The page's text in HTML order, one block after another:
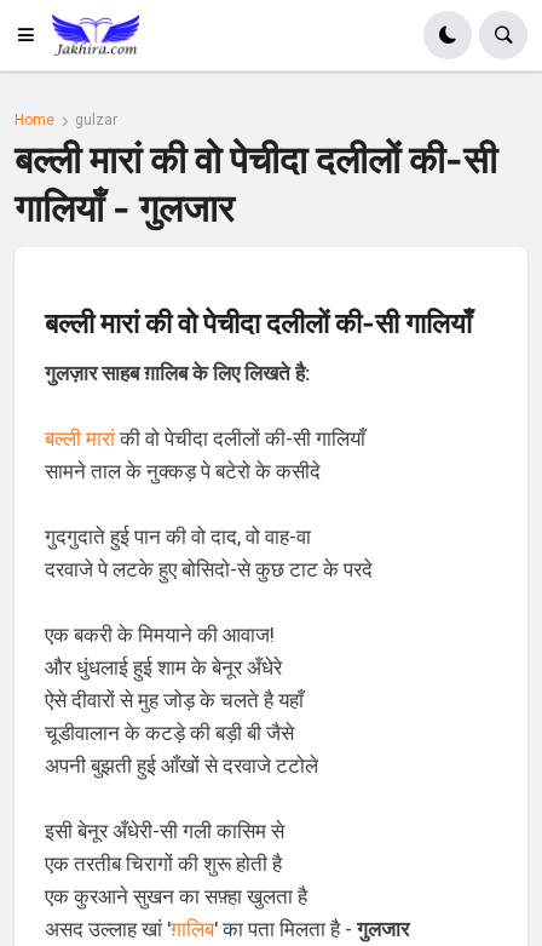
Home gulzar
बल्ली मारां की वो पेचीदा दलीलों की-सी
गालियाँ - गुलजार
बल्ली मारां की वो पेचीदा दलीलों की-सी गालियाँ
गुलज़ार साहब ग़ालिब के लिए लिखते है:
बल्ली मारांकी वो पेचीदा दलीलों की-सी गालियाँ
सामने ताल के नुक्कड़ पे बटेरो के कसीदे
गुदगुदाते हुई पान की वो दाद, वो वाह-वा
दरवाजे पे लटके हुए बोसिदो-से कुछ टाट के परदे
एक बकरी के मिमयाने की आवाज!
और धुंधलाई हुई शाम के बेनूर अँधेरे
ऐसे दीवारों से मुह जोड़ के चलते है यहाँ
चूडीवालान के कटड़े की बड़ी बी जैसे
अपनी बुझती हुई आँखों से दरवाजे टटोले
इसी बेनूर अँधेरी-सी गली कासिम से
एक तरतीब चिरागों की शुरू होती है
एक कुरआने सुखन का सफ़्हा खुलता है
असद उल्लाह खां 'ग़ालिब' का पता मिलता है -गुलजार